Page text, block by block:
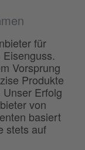
für
Vorsprung
Produkte
Erfolg
von
basiert
stets auf